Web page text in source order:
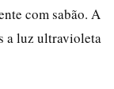
com sabão. A
a luz ultravioleta